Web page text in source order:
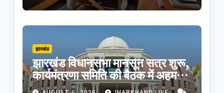
झारखंड
झारखंड विधानसभा मानसून सत्र शुरू,
कार्यमंत्रणा समिति की बैठक में अहम
फैसले; JPSC-JSSC समेत कई मुद्दों